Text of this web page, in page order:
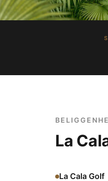
La
La Cala Golf